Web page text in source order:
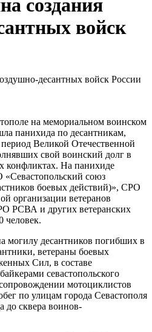
создания
войск
десантных войск России
на мемориальном воинском
панихида по десантникам,
Великой Отечественной
свой воинский долг в
конфликтах. На панихиде
союз
боевых действий)», СРО
организации ветеранов
и других ветеранских
человек.
могилу десантников погибших в
ветераны боевых
Сил, в составе
севастопольского
мотоциклистов
по улицам города Севастополя
до сквера воинов-